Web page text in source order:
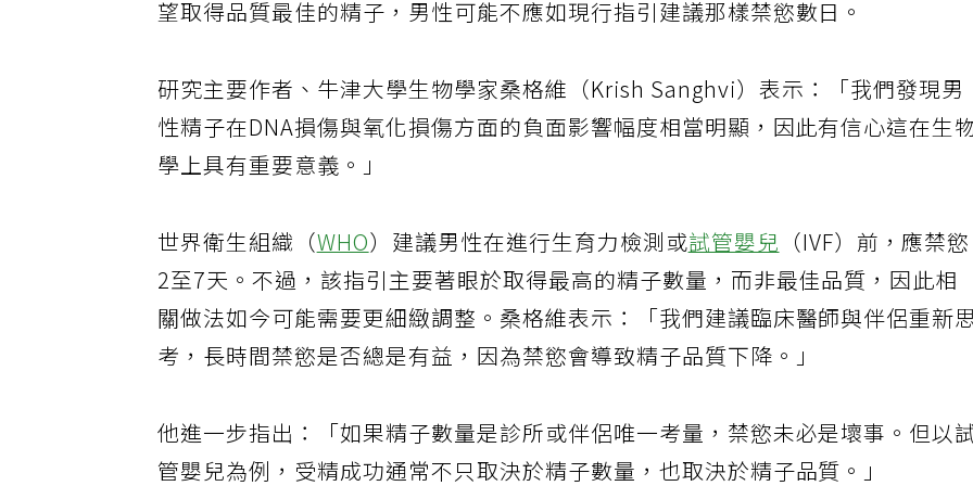
望取得品質最佳的精子，男性可能不應如現行指引建議那樣禁慾數日。
研究主要作者、牛津大學生物學家桑格維（Krish Sanghvi）表示：「我們發現男
性精子在DNA損傷與氧化損傷方面的負面影響幅度相當明顯，因此有信心這在生
學上具有重要意義。」
世界衛生組織（WHO）建議男性在進行生育力檢測或試管嬰兒 （IVF）前，應禁慾
2至7天。不過，該指引主要著眼於取得最高的精子數量，而非最佳品質，因此相
關做法如今可能需要更細緻調整。桑格維表示：「我們建議臨床醫師與伴侶重新
考，長時間禁慾是否總是有益，因為禁慾會導致精子品質下降。」
他進一步指出：「如果精子數量是診所或伴侶唯一考量，禁慾未必是壞事。但以